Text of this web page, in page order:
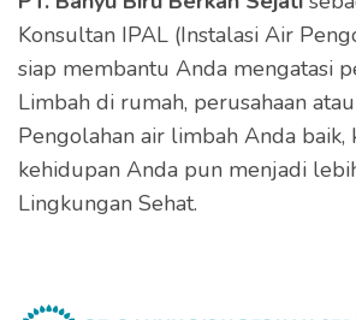
Konsultan IPAL (Instalasi Air
siap membantu Anda mengatasi
Limbah di rumah, perusahaan
Pengolahan air limbah Anda baik,
kehidupan Anda pun menjadi
Lingkungan Sehat.